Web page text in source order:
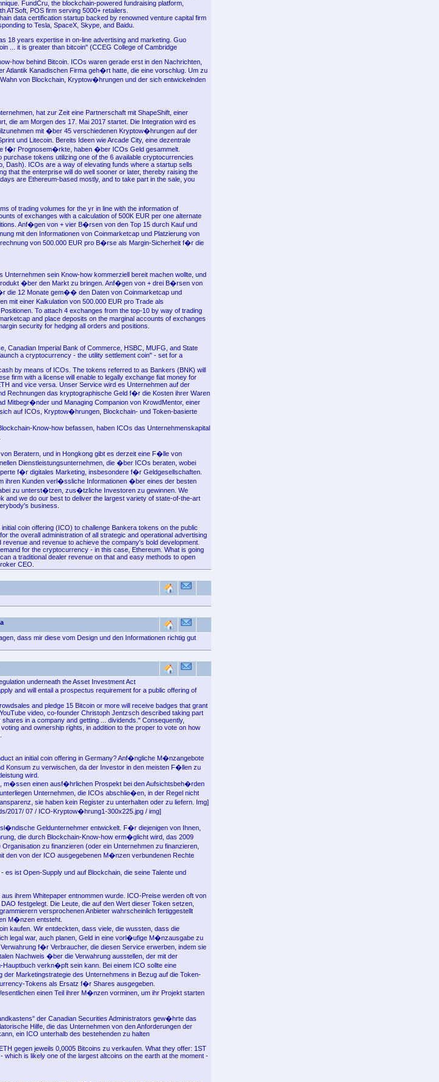
FundCru, the blockchain-powered fundraising platform,
ATSoft, POS firm serving 5000+ retailers.
data certification startup backed by renowned venture capital firm
to Tesla, SpaceX, Skype, and Baidu.
18 years expertise in on-line advertising and marketing. Guo
... it is greater than bitcoin" (CCEG College of Cambridge
how behind Bitcoin. ICOs waren gerade erst in den Nachrichten,
Atlantik Kanadischen Firma geh�rt hatte, die eine vorschlug. Um zu
von Blockchain, Kryptow�hrungen und der sich entwickelnden
hat zur Zeit eine Partnerschaft mit ShapeShift, einer
am Morgen des 17. Mai 2017 startet. Die Integration wird es
mit �ber 45 verschiedenen Kryptow�hrungen auf der
und Litecoin. Bereits Ideen wie Arcade City, eine dezentrale
f�r Prognosem�rkte, haben �ber ICOs Geld gesammelt.
tokens utilizing one of the 6 available cryptocurrencies
Dash). ICOs are a way of elevating funds where a startup sells
that the enterprise will do well sooner or later, thereby raising the
are Ethereum-based mostly, and to take part in the sale, you
of trading volumes for the yr in line with the information of
of exchanges with a calculation of 500K EUR per one alternate
Anf�gen von + vier B�rsen von den Top 15 durch Kauf und
mit den Informationen von Coinmarketcap und Platzierung von
von 500.000 EUR pro B�rse als Margin-Sicherheit f�r die
sein Know-how kommerziell bereit machen wollte, und
�ber den Markt zu bringen. Anf�gen von + drei B�rsen von
die 12 Monate gem�� den Daten von Coinmarketcap und
mit einer Kalkulation von 500.000 EUR pro Trade als
To attach 4 exchanges from the top-10 by way of trading
and place deposits on the marginal accounts of exchanges
security for hedging all orders and positions.
Canadian Imperial Bank of Commerce, HSBC, MUFG, and State
a cryptocurrency - the utility settlement coin" - set for a
by means of ICOs. The tokens referred to as Bankers (BNK) will
firm with a license will enable to legally exchange fiat money for
and vice versa. Unser Service wird es Unternehmen auf der
Rechnungen das kryptographische Geld f�r die Kosten ihrer Waren
Mitbegr�nder und Managing Companion von KrowdMentor, einer
auf ICOs, Kryptow�hrungen, Blockchain- und Token-basierte
Know-how befassen, haben ICOs das Unternehmenskapital
Beratern, und in Hongkong gibt es derzeit eine F�lle von
Dienstleistungsunternehmen, die �ber ICOs beraten, wobei
f�r digitales Marketing, insbesondere f�r Geldgesellschaften.
ihren Kunden verl�ssliche Informationen �ber eines der besten
zu unterst�tzen, zus�tzliche Investoren zu gewinnen. We
and we do our best to deliver the largest variety of state-of-the-art
business.
coin offering (ICO) to challenge Bankera tokens on the public
the overall administration of all strategic and operational advertising
and revenue to achieve the company's bold development.
for the cryptocurrency - in this case, Ethereum. What is going
a traditional dealer revenue on that and easy methods to open
CEO.
dass mir diese vom Design und den Informationen richtig gut
underneath the Asset Investment Act
and will entail a prospectus requirement for a public offering of
and pledge 15 Bitcoin or more will receive badges that grant
video, co-founder Christoph Jentzsch described taking part
in a company and getting ... dividends." Consequently,
and ownership rights, in addition to the proper to vote on how
an initial coin offering in Germany? Anf�ngliche M�nzangebote
Konsum zu verwischen, da der Investor in den meisten F�llen zu
wird.
m�ssen einen ausf�hrlichen Prospekt bei den Aufsichtsbeh�rden
Unternehmen, die ICOs abschlie�en, in der Regel nicht
sie haben kein Register zu unterhalten oder zu liefern. Img]
2017/ 07 / ICO-Kryptow�hrung1-300x225.jpg / img]
Geldunternehmer entwickelt. F�r diejenigen von Ihnen,
die durch Blockchain-Know-how erm�glicht wird, das 2009
zu finanzieren (oder ein Unternehmen zu finanzieren,
den von der ICO ausgegebenen M�nzen verbundenen Rechte
es ist Open-Supply und auf Blockchain, die seine Talente und
ihrem Whitepaper entnommen wurde. ICO-Preise werden oft von
festgelegt. Die Leute, die auf den Wert dieser Token setzen,
versprochenen Anbieter wahrscheinlich fertiggestellt
M�nzen entsteht.
kaufen. Wir entdeckten, dass viele, die wussten, dass die
legal war, auch planen, Geld in eine vorl�ufige M�nzausgabe zu
f�r Verbraucher, die diesen Service erwerben, indem sie
Nachweis �ber die Verwahrung ausstellen, der mit der
verkn�pft sein kann. Bei einem ICO sollte eine
Marketingstrategie des Unternehmens in Bezug auf die Token-
Tokens als Ersatz f�r Shares ausgegeben.
einen Teil ihrer M�nzen vorminen, um ihr Projekt starten
der Canadian Securities Administrators gew�hrte das
Hilfe, die das Unternehmen von den Anforderungen der
ein ICO unterhalb des bestehenden zu halten
gegen jeweils 0,0005 Bitcoins zu verkaufen. What they offer: 1ST
is likely one of the largest altcoins on the earth at the moment -